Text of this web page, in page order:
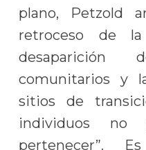
plano, Petzold
retroceso de
desaparición
comunitarios y
sitios de
individuos no
pertenecer”.